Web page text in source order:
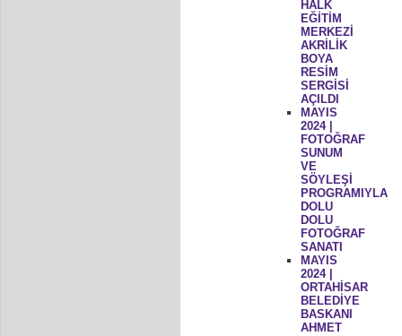
HALK
EĞİTİM
MERKEZİ
AKRİLİK
BOYA
RESİM
SERGİSİ
AÇILDI
MAYIS
2024 |
FOTOĞRAF
SUNUM
VE
SÖYLEŞİ
PROGRAMIYLA
DOLU
DOLU
FOTOĞRAF
SANATI
MAYIS
2024 |
ORTAHİSAR
BELEDİYE
BASKANI
AHMET